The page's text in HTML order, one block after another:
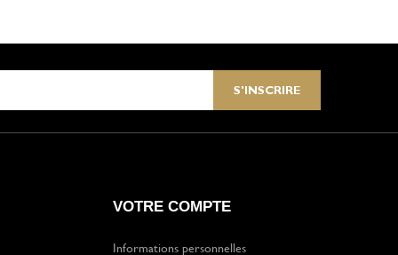
VOTRE COMPTE
Informations personnelles